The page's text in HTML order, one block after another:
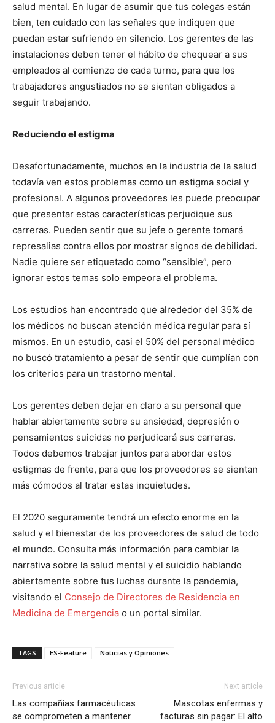
salud mental. En lugar de asumir que tus colegas están
bien, ten cuidado con las señales que indiquen que
puedan estar sufriendo en silencio. Los gerentes de las
instalaciones deben tener el hábito de chequear a sus
empleados al comienzo de cada turno, para que los
trabajadores angustiados no se sientan obligados a
seguir trabajando.
Reduciendo el estigma
Desafortunadamente, muchos en la industria de la salud
todavía ven estos problemas como un estigma social y
profesional. A algunos proveedores les puede preocupar
que presentar estas características perjudique sus
carreras. Pueden sentir que su jefe o gerente tomará
represalias contra ellos por mostrar signos de debilidad.
Nadie quiere ser etiquetado como “sensible”, pero
ignorar estos temas solo empeora el problema.
Los estudios han encontrado que alrededor del 35% de
los médicos no buscan atención médica regular para sí
mismos. En un estudio, casi el 50% del personal médico
no buscó tratamiento a pesar de sentir que cumplían con
los criterios para un trastorno mental.
Los gerentes deben dejar en claro a su personal que
hablar abiertamente sobre su ansiedad, depresión o
pensamientos suicidas no perjudicará sus carreras.
Todos debemos trabajar juntos para abordar estos
estigmas de frente, para que los proveedores se sientan
más cómodos al tratar estas inquietudes.
El 2020 seguramente tendrá un efecto enorme en la
salud y el bienestar de los proveedores de salud de todo
el mundo. Consulta más información para cambiar la
narrativa sobre la salud mental y el suicidio hablando
abiertamente sobre tus luchas durante la pandemia,
visitando el Consejo de Directores de Residencia en
Medicina de Emergencia o un portal similar.
TAGS ES-Feature Noticias y Opiniones
Previous article
Las compañías farmacéuticas
se comprometen a mantener
Next article
Mascotas enfermas y
facturas sin pagar: El alto